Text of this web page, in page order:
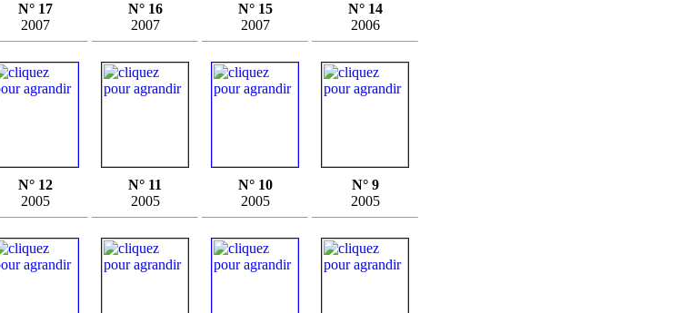
N° 17
2007
N° 16
2007
N° 15
2007
N° 14
2006
N° 12
2005
N° 11
2005
N° 10
2005
N° 9
2005